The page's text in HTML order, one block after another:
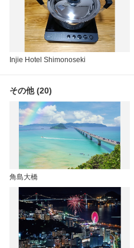
Injie Hotel Shimonoseki
その他 (20)
角島大橋